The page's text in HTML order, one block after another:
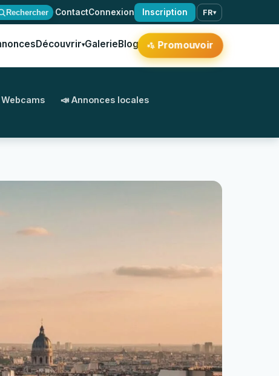
Rechercher ·ContactConnexion Inscription FR▾
Découvrir▾GalerieBlog ✨Promouvoir
Webcams 📣 Annonces locales